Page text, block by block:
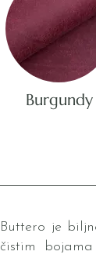
Burgundy
Buttero je
čistim